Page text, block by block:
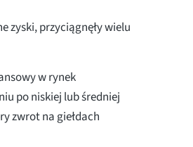
zyski, przyciągnęły wielu
w rynek
po niskiej lub średniej
zwrot na giełdach